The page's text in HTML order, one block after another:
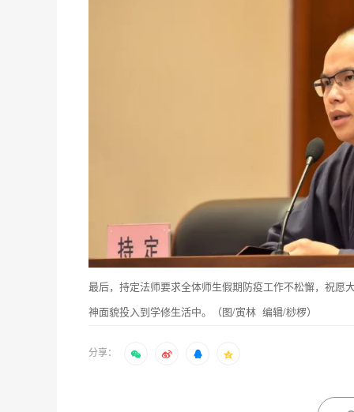
最后，持定法师要求全体师生假期防疫工作不松懈，祝愿
神面貌投入到学修生活中。（图/寅林 编辑/桫椤）
分享：